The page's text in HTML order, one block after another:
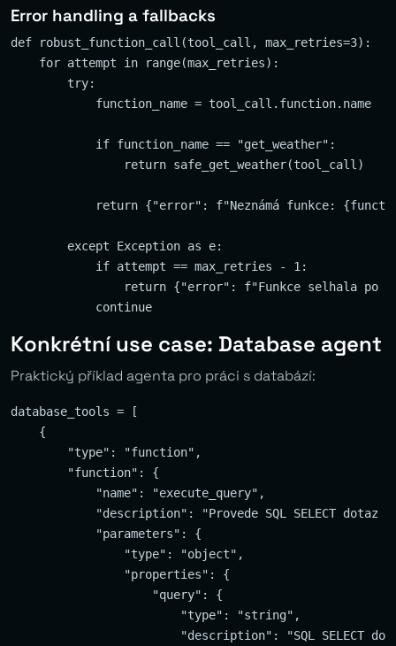
Error handling a fallbacks
def robust_function_call(tool_call, max_retries=3):
    for attempt in range(max_retries):
        try:
            function_name = tool_call.function.name
            if function_name == "get_weather":
                return safe_get_weather(tool_call)
return {"error": f"Neznámá funkce:
        except Exception as e:
            if attempt == max_retries - 1:
return {"error": f"Funkce selhala po
Konkrétní use case: Database agent
Praktický příklad agenta pro práci s databází:
database_tools = [
    {
        "type": "function",
        "function": {
            "name": "execute_query",
"description": "Provede SQL SELECT dotaz
            "parameters": {
                "type": "object",
                "properties": {
                    "query": {
                        "type": "string",
"description": "SQL SELECT